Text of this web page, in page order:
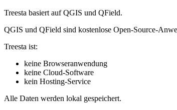
Treesta basiert auf QGIS und QField.
QGIS und QField sind kostenlose Open-Source-
Treesta ist:
keine Browseranwendung
keine Cloud-Software
kein Hosting-Service
Alle Daten werden lokal gespeichert.